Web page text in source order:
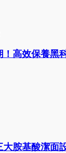
！高效保養
大胺基酸潔面